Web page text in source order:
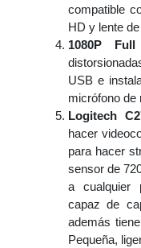
compatible
HD y lente
1080P
USB e
micrófono de
Logitech
hacer
para hacer
sensor de
a cualquier
capaz de
además
Pequeña,